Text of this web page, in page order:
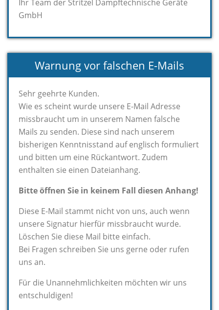
Ihr Team der Stritzel Dampftechnische Geräte
GmbH
Warnung vor falschen E-Mails
Sehr geehrte Kunden.
Wie es scheint wurde unsere E-Mail Adresse
missbraucht um in unserem Namen falsche
Mails zu senden. Diese sind nach unserem
bisherigen Kenntnisstand auf englisch formuliert
und bitten um eine Rückantwort. Zudem
enthalten sie einen Dateianhang.
Bitte öffnen Sie in keinem Fall diesen Anhang!
Diese E-Mail stammt nicht von uns, auch wenn
unsere Signatur hierfür missbraucht wurde.
Löschen Sie diese Mail bitte einfach.
Bei Fragen schreiben Sie uns gerne oder rufen
uns an.
Für die Unannehmlichkeiten möchten wir uns
entschuldigen!